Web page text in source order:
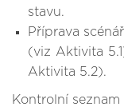
stavu.
Příprava
(viz Aktivita
Aktivita 5.2).
Kontrolní seznam